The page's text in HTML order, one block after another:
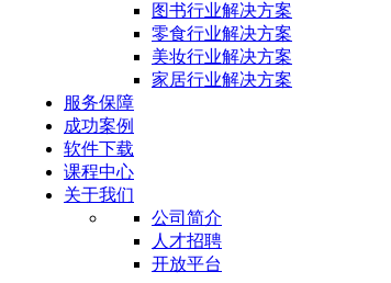
图书行业解决方案
零食行业解决方案
美妆行业解决方案
家居行业解决方案
服务保障
成功案例
软件下载
课程中心
关于我们
公司简介
人才招聘
开放平台